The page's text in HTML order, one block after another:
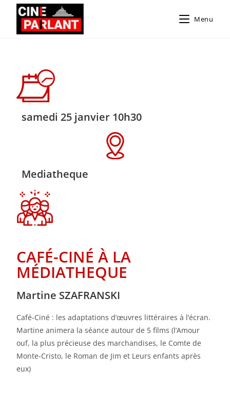
Menu
samedi 25 janvier 10h30
Mediatheque
CAFÉ-CINÉ À LA
MÉDIATHEQUE
Martine SZAFRANSKI
Café-Ciné : les adaptations d’œuvres littéraires à l’écran.
Martine animera la séance autour de 5 films (l’Amour
ouf, la plus précieuse des marchandises, le Comte de
Monte-Cristo, le Roman de Jim et Leurs enfants après
eux)